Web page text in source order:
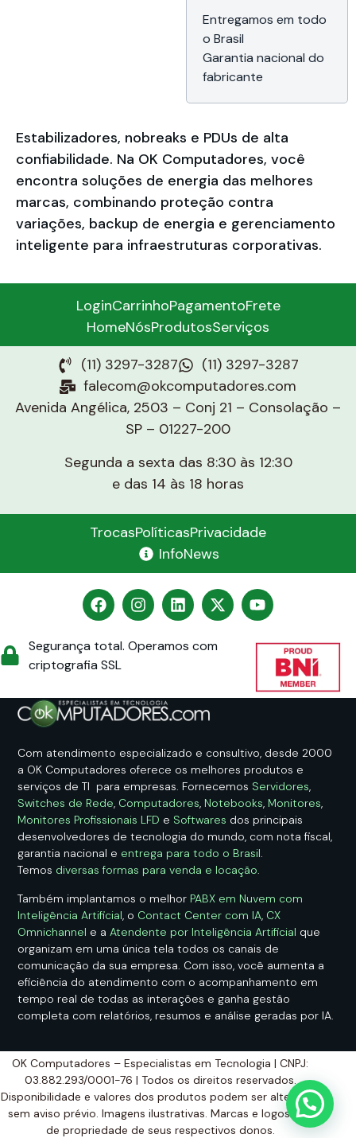
Entregamos em todo
o Brasil
Garantia nacional do
fabricante
Estabilizadores, nobreaks e PDUs de alta
confiabilidade. Na OK Computadores, você
encontra soluções de energia das melhores
marcas, combinando proteção contra
variações, backup de energia e gerenciamento
inteligente para infraestruturas corporativas.
LoginCarrinhoPagamentoFrete
HomeNósProdutosServiços
(11) 3297-3287
(11) 3297-3287
falecom@okcomputadores.com
Avenida Angélica, 2503 – Conj 21 – Consolação –
SP – 01227-200
Segunda a sexta das 8:30 às 12:30
e das 14 às 18 horas
TrocasPolíticasPrivacidade
InfoNews
Segurança total. Operamos com
criptografia SSL
Com atendimento especializado e consultivo, desde 2000
a OK Computadores oferece os melhores produtos e
serviços de TI para empresas. Fornecemos Servidores,
Switches de Rede, Computadores, Notebooks, Monitores,
Monitores Profissionais LFD e Softwares dos principais
desenvolvedores de tecnologia do mundo, com nota fiscal,
garantia nacional e entrega para todo o Brasil.
Temos diversas formas para venda e locação.
Também implantamos o melhor PABX em Nuvem com
Inteligência Artificial, o Contact Center com IA, CX
Omnichannel e aAtendente por Inteligência Artificial que
organizam em uma única tela todos os canais de
comunicação da sua empresa. Com isso, você aumenta a
eficiência do atendimento com o acompanhamento em
tempo real de todas as interações e ganha gestão
completa com relatórios, resumos e análise geradas por IA.
OK Computadores – Especialistas em Tecnologia | CNPJ:
03.882.293/0001-76 | Todos os direitos reservados.
Disponibilidade e valores dos produtos podem ser alterados
sem aviso prévio. Imagens ilustrativas. Marcas e logos são
de propriedade de seus respectivos donos.